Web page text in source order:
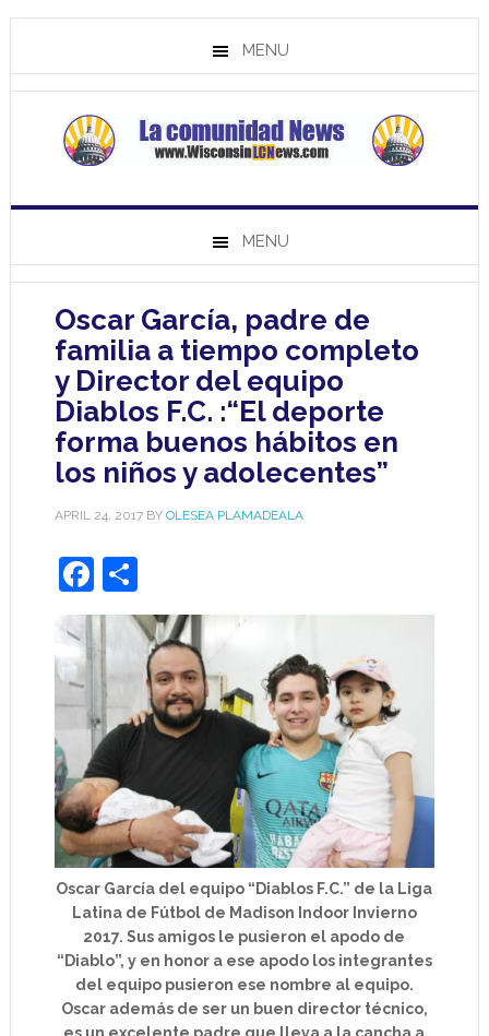
MENU
MENU
Oscar García, padre de
familia a tiempo completo
y Director del equipo
Diablos F.C. :“El deporte
forma buenos hábitos en
los niños y adolecentes”
APRIL 24, 2017BY OLESEA PLAMADEALA
Facebook
Share
Oscar García del equipo “Diablos F.C.” de la Liga
Latina de Fútbol de Madison Indoor Invierno
2017. Sus amigos le pusieron el apodo de
“Diablo”, y en honor a ese apodo los integrantes
del equipo pusieron ese nombre al equipo.
Oscar además de ser un buen director técnico,